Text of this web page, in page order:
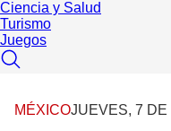
Ciencia y Salud
Turismo
Juegos
MÉXICOJUEVES, 7 DE